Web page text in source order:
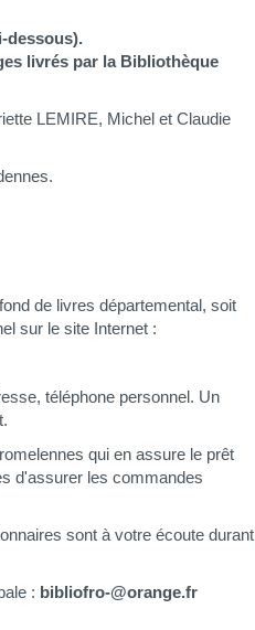
dessous).
livrés par la Bibliothèque
LEMIRE, Michel et Claudie
de livres départemental, soit
sur le site Internet :
téléphone personnel. Un
qui en assure le prêt
d'assurer les commandes
sont à votre écoute durant
: bibliofro-@orange.fr